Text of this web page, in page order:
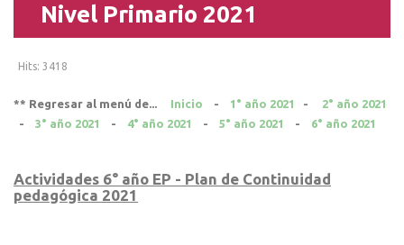
Nivel Primario 2021
Hits: 3418
** Regresar al menú de... Inicio - 1° año 2021 - 2° año 2021
- 3° año 2021 - 4° año 2021 - 5° año 2021 - 6° año 2021
Actividades 6° año EP - Plan de Continuidad
pedagógica 2021